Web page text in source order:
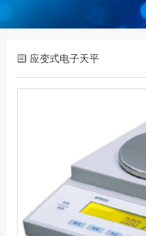
应变式电子天平